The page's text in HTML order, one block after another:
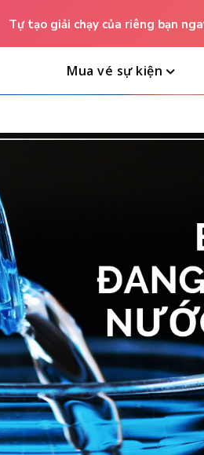
Tự tạo giải chạy của riêng bạn
Mua vé sự kiện